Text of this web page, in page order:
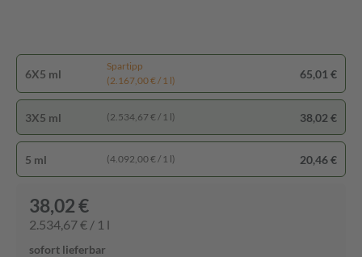
6X5 ml
Spartipp
(2.167,00 € / 1 l)
65,01 €
3X5 ml (2.534,67 € / 1 l) 38,02 €
5 ml (4.092,00 € / 1 l) 20,46 €
38,02 €
2.534,67 € / 1 l
sofort lieferbar